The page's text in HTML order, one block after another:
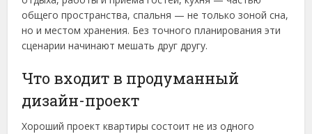
общего пространства, спальня — не только зоной сна,
но и местом хранения. Без точного планирования эти
сценарии начинают мешать друг другу.
Что входит в продуманный
дизайн-проект
Хороший проект квартиры состоит не из одного